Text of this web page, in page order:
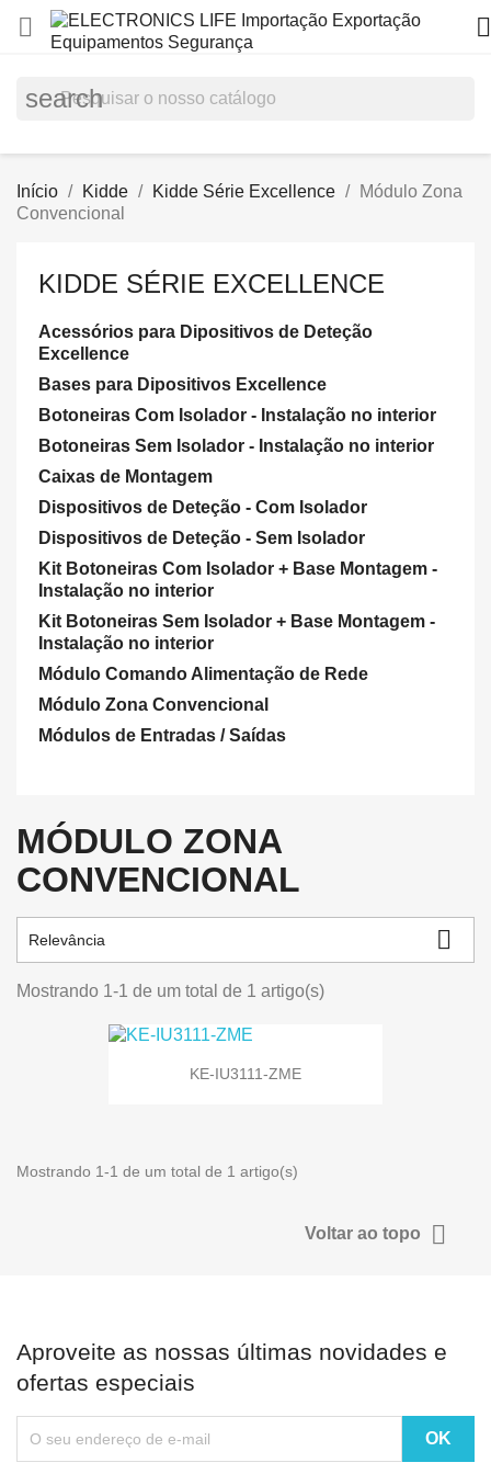
 
search
Início Kidde Kidde Série Excellence
Módulo Zona
Convencional
KIDDE SÉRIE EXCELLENCE
Acessórios para Dipositivos de Deteção
Excellence
Bases para Dipositivos Excellence
Botoneiras Com Isolador - Instalação no interior
Botoneiras Sem Isolador - Instalação no interior
Caixas de Montagem
Dispositivos de Deteção - Com Isolador
Dispositivos de Deteção - Sem Isolador
Kit Botoneiras Com Isolador + Base Montagem -
Instalação no interior
Kit Botoneiras Sem Isolador + Base Montagem -
Instalação no interior
Módulo Comando Alimentação de Rede
Módulo Zona Convencional
Módulos de Entradas / Saídas
MÓDULO ZONA
CONVENCIONAL
Relevância 
Mostrando 1-1 de um total de 1 artigo(s)
KE-IU3111-ZME
Mostrando 1-1 de um total de 1 artigo(s)
Voltar ao topo 
Aproveite as nossas últimas novidades e
ofertas especiais